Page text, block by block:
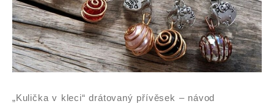
„Kulička v kleci“ drátovaný přívěsek – návod